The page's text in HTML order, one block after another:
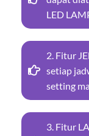
LED
2. Fitur
setiap
setting
3. Fitur